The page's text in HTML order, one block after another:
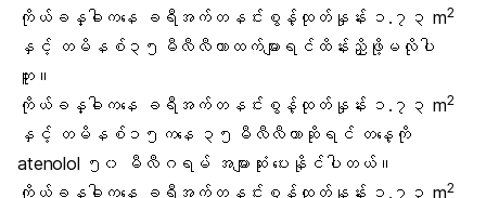
ကိုယ်ခန္ဓါကနေ ခရီအက်တနင်းစွန့်ထုတ်နှုန်း ၁.၇၃ m2
နှင့် တမိနစ်၃၅မီလီလီတာထက်များရင်ထိန်းညှိဖို့မလိုပါ
ဘူး။
ကိုယ်ခန္ဓါကနေ ခရီအက်တနင်းစွန့်ထုတ်နှုန်း ၁.၇၃ m2
နှင့် တမိနစ်၁၅ကနေ ၃၅မီလီလီတာဆိုရင် တနေ့ကို
atenolol ၅၀ မီလီဂရမ် အများဆုံး ပေးနိုင်ပါတယ်။
ကိုယ်ခန္ဓါကနေ ခရီအက်တနင်းစွန့်ထုတ်နှုန်း ၁.၇၃ m2